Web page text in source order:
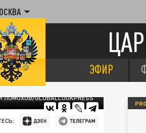
ЭФИР
GLOBALLOOKPRESS